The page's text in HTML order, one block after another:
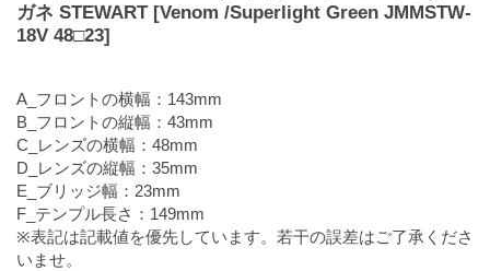
ガネ STEWART [Venom /Superlight Green JMMSTW-
18V 48□23]
A_フロントの横幅：143mm
B_フロントの縦幅：43mm
C_レンズの横幅：48mm
D_レンズの縦幅：35mm
E_ブリッジ幅：23mm
F_テンプル長さ：149mm
※表記は記載値を優先しています。若干の誤差はご了承くださ
いませ。